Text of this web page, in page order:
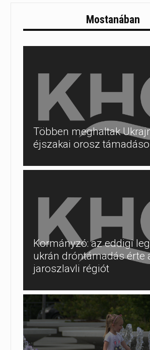
Mostanában
Többen meghaltak
éjszakai orosz
Kormányzó: az eddigi
ukrán dróntámadás érte
jaroszlavli régiót